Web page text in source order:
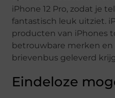
iPhone 12 Pro, zodat je
fantastisch leuk uitziet.
producten van iPhones
betrouwbare merken en
brievenbus geleverd
Eindeloze